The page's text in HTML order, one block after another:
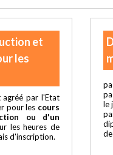
et
les
agréé par l'Etat
pour les cours
ou d'un
les heures de
d'inscription.
le